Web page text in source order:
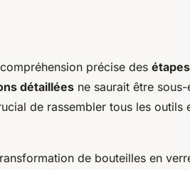
précise des
détaillées ne saurait être sous-
de rassembler tous les outils
de bouteilles en